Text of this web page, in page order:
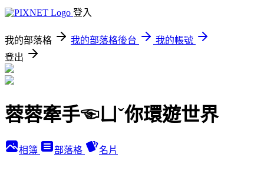
登入
我的部落格 我的部落格後台
我的帳號
登出
蓉蓉牽手☜ㄩˇ你環遊世界
相簿 部落格 名片